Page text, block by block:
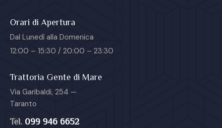
Orari di Apertura
Dal Lunedì alla Domenica
12:00 – 15:30 / 20:00 – 23:30
Trattoria Gente di Mare
Via Garibaldi, 254 —
Taranto
Tel. 099 946 6652